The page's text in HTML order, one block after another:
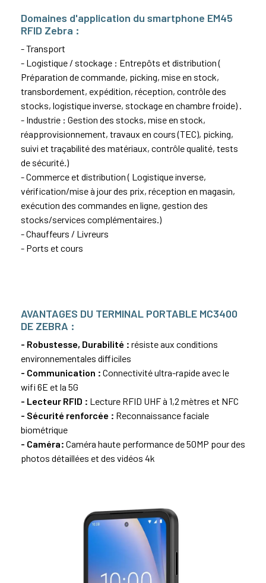
Domaines d'application du smartphone EM45
RFID Zebra :
- Transport
- Logistique / stockage : Entrepôts et distribution (
Préparation de commande, picking, mise en stock,
transbordement, expédition, réception, contrôle des
stocks, logistique inverse, stockage en chambre froide) .
- Industrie : Gestion des stocks, mise en stock,
réapprovisionnement, travaux en cours (TEC), picking,
suivi et traçabilité des matériaux, contrôle qualité, tests
de sécurité.)
- Commerce et distribution ( Logistique inverse,
vérification/mise à jour des prix, réception en magasin,
exécution des commandes en ligne, gestion des
stocks/services complémentaires.)
- Chauffeurs / Livreurs
- Ports et cours
AVANTAGES DU TERMINAL PORTABLE MC3400
DE ZEBRA :
- Robustesse, Durabilité : résiste aux conditions
environnementales difficiles
- Communication : Connectivité ultra-rapide avec le
wifi 6E et la 5G
- Lecteur RFID : Lecture RFID UHF à 1,2 mètres et NFC
- Sécurité renforcée : Reconnaissance faciale
biométrique
- Caméra: Caméra haute performance de 50MP pour des
photos détaillées et des vidéos 4k